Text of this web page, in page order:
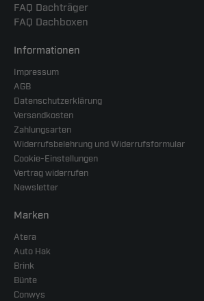
FAQ Dachträger
FAQ Dachboxen
Informationen
Impressum
AGB
Datenschutzerklärung
Versandkosten
Zahlungsarten
Widerrufsbelehrung und Widerrufsformular
Cookie-Einstellungen
Vertrag widerrufen
Newsletter
Marken
Atera
Auto Hak
Brink
Bünte
Conwys